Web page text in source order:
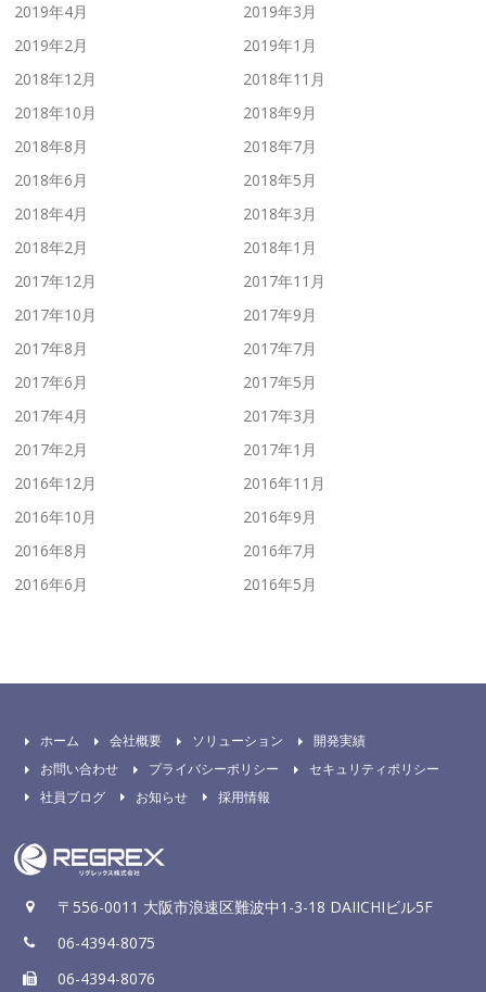
2019年4月
2019年3月
2019年2月
2019年1月
2018年12月
2018年11月
2018年10月
2018年9月
2018年8月
2018年7月
2018年6月
2018年5月
2018年4月
2018年3月
2018年2月
2018年1月
2017年12月
2017年11月
2017年10月
2017年9月
2017年8月
2017年7月
2017年6月
2017年5月
2017年4月
2017年3月
2017年2月
2017年1月
2016年12月
2016年11月
2016年10月
2016年9月
2016年8月
2016年7月
2016年6月
2016年5月
ホーム 会社概要 ソリューション
開発実績
お問い合わせ
プライバシーポリシー
セキュリティポリシー
社員ブログ
お知らせ 採用情報
〒556-0011 大阪市浪速区難波中1-3-18 DAIICHIビル5F
06-4394-8075
06-4394-8076